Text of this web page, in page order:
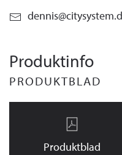
Produktinfo
PRODUKTBLAD
Produktblad